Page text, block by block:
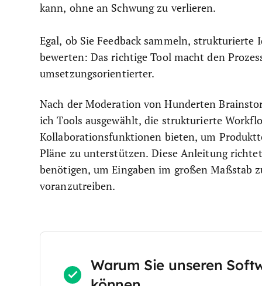
kann, ohne an Schwung zu verlieren.
Egal, ob Sie Feedback sammeln,
bewerten: Das richtige Tool macht den
umsetzungsorientierter.
Nach der Moderation von Hunderten
ich Tools ausgewählt, die strukturierte
Kollaborationsfunktionen bieten, um
Pläne zu unterstützen. Diese Anleitung
benötigen, um Eingaben im großen Maßstab
voranzutreiben.
Warum Sie unseren